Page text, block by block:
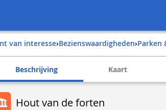
van interesse› Bezienswaardigheden›
Beschrijving Kaart
Hout van de forten